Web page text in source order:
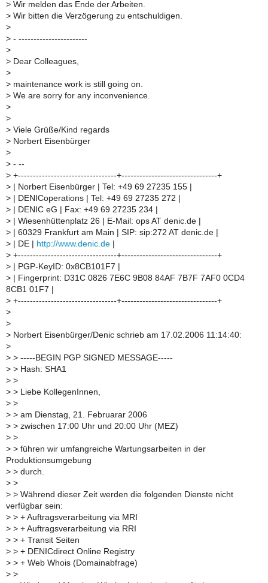
> Wir melden das Ende der Arbeiten.
> Wir bitten die Verzögerung zu entschuldigen.
>
> - -----------------------
>
> Dear Colleagues,
>
> maintenance work is still going on.
> We are sorry for any inconvenience.
>
>
> Viele Grüße/Kind regards
> Norbert Eisenbürger
>
> - --
> +---------------------------------+--------------------------------+
> | Norbert Eisenbürger | Tel: +49 69 27235 155 |
> | DENICoperations | Tel: +49 69 27235 272 |
> | DENIC eG | Fax: +49 69 27235 234 |
> | Wiesenhüttenplatz 26 | E-Mail: ops AT denic.de |
> | 60329 Frankfurt am Main | SIP: sip:272 AT denic.de |
> | DE | http://www.denic.de
> +---------------------------------+--------------------------------+
> | PGP-KeyID: 0x8CB101F7 |
> | Fingerprint: D31C 0826 7E6C 9B08 84AF 7B7F 7AF0 0CD4
8CB1 01F7 |
> +---------------------------------+--------------------------------+
>
>
> Norbert Eisenbürger/Denic schrieb am 17.02.2006 11:14:40:
>
> > -----BEGIN PGP SIGNED MESSAGE-----
> > Hash: SHA1
> >
> > Liebe KollegenInnen,
> >
> > am Dienstag, 21. Februarar 2006
> > zwischen 17:00 Uhr und 20:00 Uhr (MEZ)
> >
> > führen wir umfangreiche Wartungsarbeiten in der
Produktionsumgebung
> > durch.
> >
> > Während dieser Zeit werden die folgenden Dienste nicht
verfügbar sein:
> > + Auftragsverarbeitung via MRI
> > + Auftragsverarbeitung via RRI
> > + Transit Seiten
> > + DENICdirect Online Registry
> > + Web Whois (Domainabfrage)
> >